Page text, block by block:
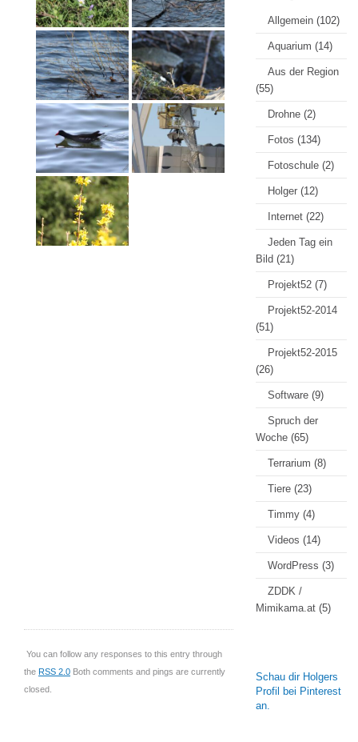
You can follow any responses to this entry through
the RSS 2.0 Both comments and pings are currently
closed.
Allgemein (102)
Aquarium (14)
Aus der Region
(55)
Drohne (2)
Fotos (134)
Fotoschule (2)
Holger (12)
Internet (22)
Jeden Tag ein
Bild (21)
Projekt52 (7)
Projekt52-2014
(51)
Projekt52-2015
(26)
Software (9)
Spruch der
Woche (65)
Terrarium (8)
Tiere (23)
Timmy (4)
Videos (14)
WordPress (3)
ZDDK /
Mimikama.at (5)
Schau dir Holgers
Profil bei Pinterest
an.